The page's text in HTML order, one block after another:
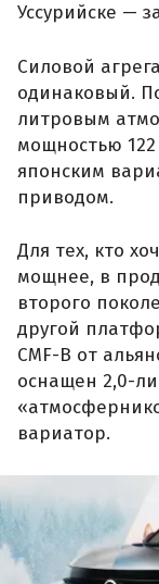
Уссурийске —
Силовой
одинаковый.
литровым
мощностью
японским
приводом.
Для тех, кто
мощнее, в
второго
другой
CMF-B от
оснащен 2,0-
вариатор.